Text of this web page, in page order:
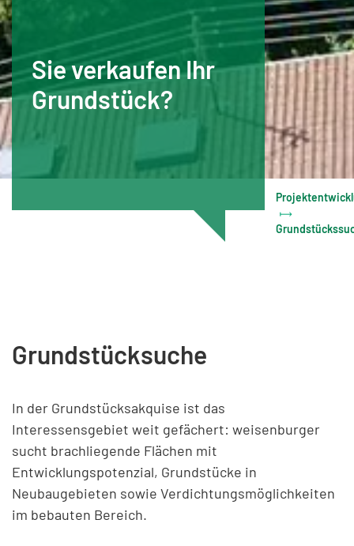
Sie verkaufen Ihr
Grundstück?
Grundstücksuche
In der Grundstücksakquise ist das
Interessensgebiet weit gefächert: weisenburger
sucht brachliegende Flächen mit
Entwicklungspotenzial, Grundstücke in
Neubaugebieten sowie Verdichtungsmöglichkeiten
im bebauten Bereich.